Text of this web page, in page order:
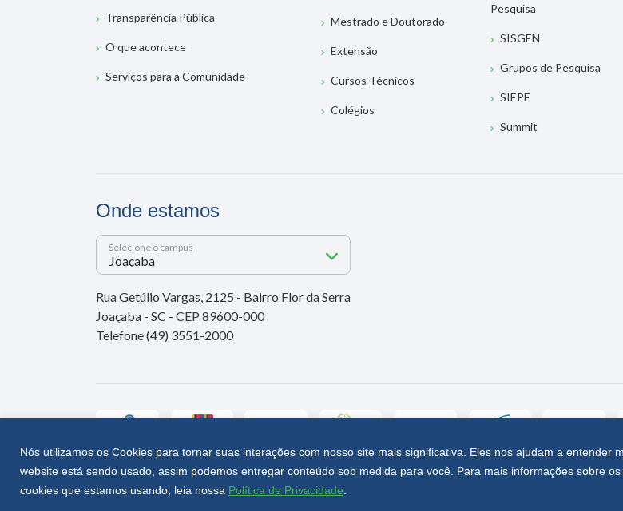
Nós utilizamos os Cookies para tornar suas interações com nosso site mais significativa. Eles nos ajudam a entender
website está sendo usado, assim podemos entregar conteúdo sob medida para você. Para mais informações sobre
cookies que estamos usando, leia nossa Política de Privacidade
Transparência Pública
O que acontece
Serviços para a Comunidade
Mestrado e Doutorado
Extensão
Cursos Técnicos
Colégios
Pesquisa
SISGEN
Grupos de Pesquisa
SIEPE
Summit
Onde estamos
Selecione o campus
Rua Getúlio Vargas, 2125 - Bairro Flor da Serra
Joaçaba - SC - CEP 89600-000
Telefone (49) 3551-2000
Unoesc © 2026 - Todos os direitos reservados